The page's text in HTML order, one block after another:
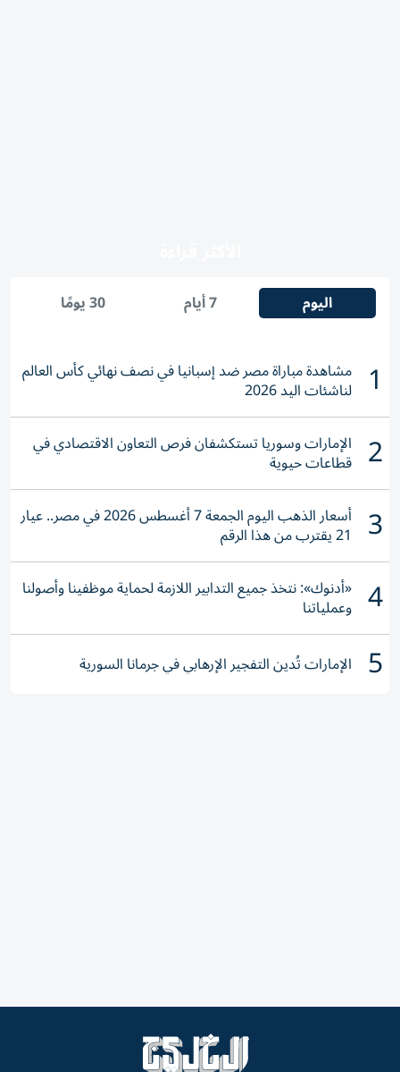
اليوم 7 أيام 30 يومًا
1 مشاهدة مباراة مصر ضد إسبانيا في نصف نهائي كأس العالم
لناشئات اليد 2026
2 الإمارات وسوريا تستكشفان فرص التعاون الاقتصادي في
قطاعات حيوية
3 أسعار الذهب اليوم الجمعة 7 أغسطس 2026 في مصر.. عيار
21 يقترب من هذا الرقم
4 «أدنوك»: نتخذ جميع التدابير اللازمة لحماية موظفينا وأصولنا
وعملياتنا
5 الإمارات تُدين التفجير الإرهابي في جرمانا السورية